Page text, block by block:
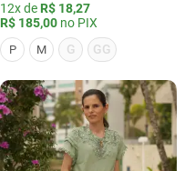
12x de R$ 18,27
R$ 185,00 no PIX
P M G GG